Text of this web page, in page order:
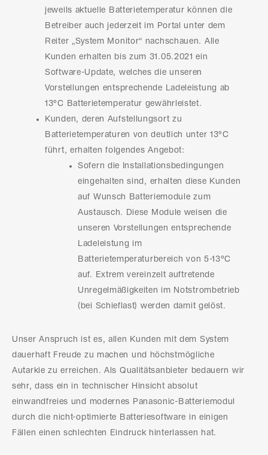
jeweils aktuelle Batterietemperatur können die
Betreiber auch jederzeit im Portal unter dem
Reiter „System Monitor“ nachschauen. Alle
Kunden erhalten bis zum 31.05.2021 ein
Software-Update, welches die unseren
Vorstellungen entsprechende Ladeleistung ab
13°C Batterietemperatur gewährleistet.
Kunden, deren Aufstellungsort zu
Batterietemperaturen von deutlich unter 13°C
führt, erhalten folgendes Angebot:
Sofern die Installationsbedingungen
eingehalten sind, erhalten diese Kunden
auf Wunsch Batteriemodule zum
Austausch. Diese Module weisen die
unseren Vorstellungen entsprechende
Ladeleistung im
Batterietemperaturbereich von 5-13°C
auf. Extrem vereinzelt auftretende
Unregelmäßigkeiten im Notstrombetrieb
(bei Schieflast) werden damit gelöst.
Unser Anspruch ist es, allen Kunden mit dem System
dauerhaft Freude zu machen und höchstmögliche
Autarkie zu erreichen. Als Qualitätsanbieter bedauern wir
sehr, dass ein in technischer Hinsicht absolut
einwandfreies und modernes Panasonic-Batteriemodul
durch die nicht-optimierte Batteriesoftware in einigen
Fällen einen schlechten Eindruck hinterlassen hat.